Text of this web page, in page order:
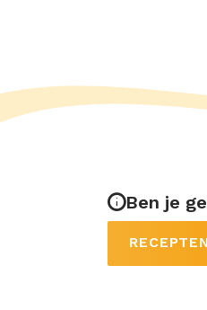
Ben je